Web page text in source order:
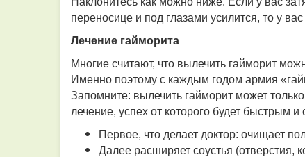
переносице и под глазами усилится, то у
Лечение гайморита
Многие считают, что вылечить гайморит
Именно поэтому с каждым годом армия
Запомните: вылечить гайморит может
лечение, успех от которого будет быстрым и
Первое, что делает доктор: очищает
Далее расширяет соустья (отверстия,